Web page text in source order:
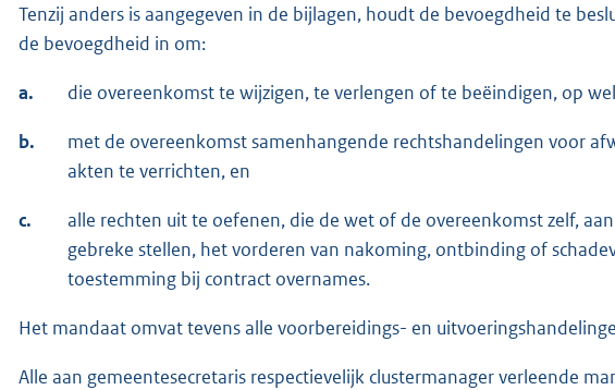
Tenzij anders is aangegeven in de bijlagen, houdt de bevoegdheid te
de bevoegdheid in om:
a. die overeenkomst te wijzigen, te verlengen of te beëindigen, op
b.
met de overeenkomst samenhangende rechtshandelingen voor
akten te verrichten, en
c.
alle rechten uit te oefenen, die de wet of de overeenkomst zelf,
gebreke stellen, het vorderen van nakoming, ontbinding of
toestemming bij contract overnames.
Het mandaat omvat tevens alle voorbereidings- en
Alle aan gemeentesecretaris respectievelijk clustermanager verleende